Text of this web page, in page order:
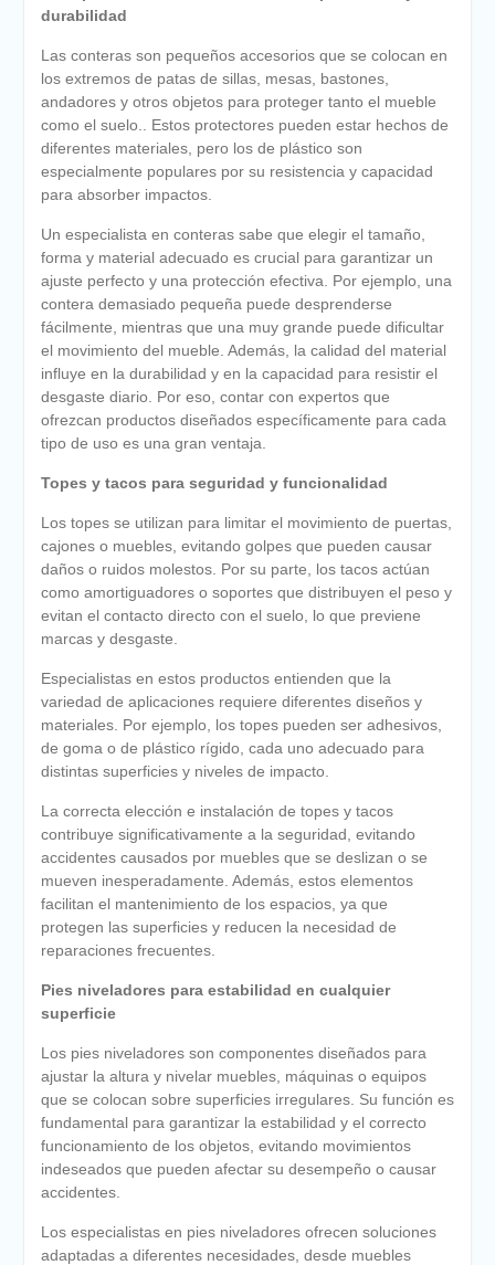
durabilidad
Las conteras son pequeños accesorios que se colocan en
los extremos de patas de sillas, mesas, bastones,
andadores y otros objetos para proteger tanto el mueble
como el suelo.. Estos protectores pueden estar hechos de
diferentes materiales, pero los de plástico son
especialmente populares por su resistencia y capacidad
para absorber impactos.
Un especialista en conteras sabe que elegir el tamaño,
forma y material adecuado es crucial para garantizar un
ajuste perfecto y una protección efectiva. Por ejemplo, una
contera demasiado pequeña puede desprenderse
fácilmente, mientras que una muy grande puede dificultar
el movimiento del mueble. Además, la calidad del material
influye en la durabilidad y en la capacidad para resistir el
desgaste diario. Por eso, contar con expertos que
ofrezcan productos diseñados específicamente para cada
tipo de uso es una gran ventaja.
Topes y tacos para seguridad y funcionalidad
Los topes se utilizan para limitar el movimiento de puertas,
cajones o muebles, evitando golpes que pueden causar
daños o ruidos molestos. Por su parte, los tacos actúan
como amortiguadores o soportes que distribuyen el peso y
evitan el contacto directo con el suelo, lo que previene
marcas y desgaste.
Especialistas en estos productos entienden que la
variedad de aplicaciones requiere diferentes diseños y
materiales. Por ejemplo, los topes pueden ser adhesivos,
de goma o de plástico rígido, cada uno adecuado para
distintas superficies y niveles de impacto.
La correcta elección e instalación de topes y tacos
contribuye significativamente a la seguridad, evitando
accidentes causados por muebles que se deslizan o se
mueven inesperadamente. Además, estos elementos
facilitan el mantenimiento de los espacios, ya que
protegen las superficies y reducen la necesidad de
reparaciones frecuentes.
Pies niveladores para estabilidad en cualquier
superficie
Los pies niveladores son componentes diseñados para
ajustar la altura y nivelar muebles, máquinas o equipos
que se colocan sobre superficies irregulares. Su función es
fundamental para garantizar la estabilidad y el correcto
funcionamiento de los objetos, evitando movimientos
indeseados que pueden afectar su desempeño o causar
accidentes.
Los especialistas en pies niveladores ofrecen soluciones
adaptadas a diferentes necesidades, desde muebles